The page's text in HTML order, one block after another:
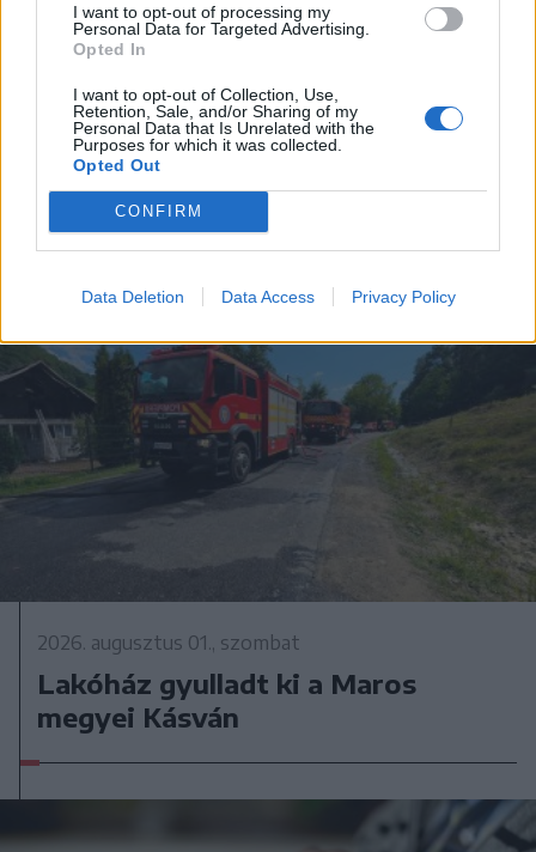
I want to opt-out of processing my
Personal Data for Targeted Advertising.
Opted In
I want to opt-out of Collection, Use,
Retention, Sale, and/or Sharing of my
Personal Data that Is Unrelated with the
Purposes for which it was collected.
Opted Out
CONFIRM
Data Deletion Data Access Privacy Policy
2026. augusztus 01., szombat
Lesodródott az útról egy autó
Csíkszereda kijáratánál – frissítve
2026. augusztus 01., szombat
Lakóház gyulladt ki a Maros
megyei Kásván